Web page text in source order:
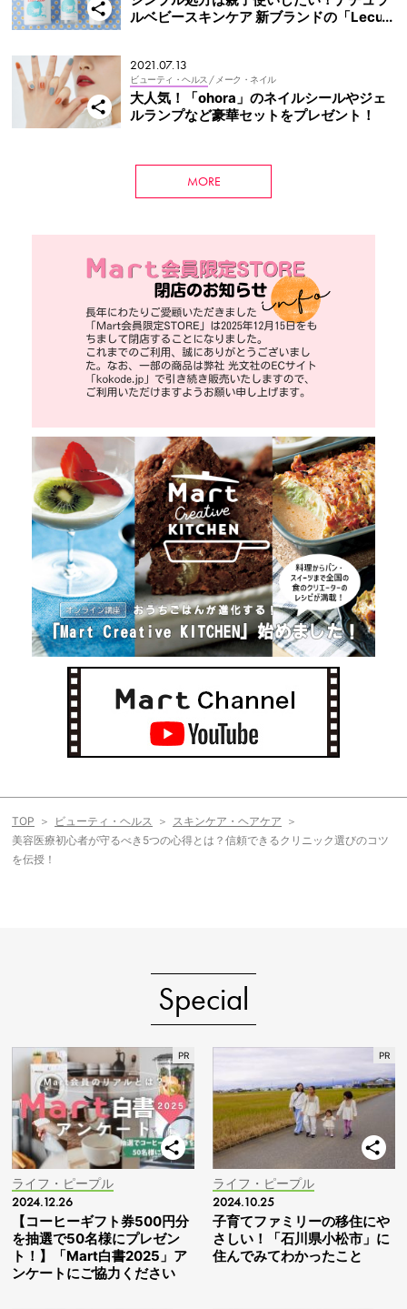
ルベビースキンケア 新ブランドの「Lecur
2021.07.13
ビューティ・ヘルス / メーク・ネイル
大人気！「ohora」のネイルシールやジェ
ルランプなど豪華セットをプレゼント！
MORE
TOP ビューティ・ヘルス
スキンケア・ヘアケア
美容医療初心者が守るべき5つの心得とは？信頼できるクリニック選びのコツ
を伝授！
Special
ライフ・ピープル
2024.12.26
【コーヒーギフト券500円分
を抽選で50名様にプレゼン
ト！】「Mart白書2025」ア
ンケートにご協力ください
ライフ・ピープル
2024.10.25
子育てファミリーの移住にや
さしい！「石川県小松市」に
住んでみてわかったこと